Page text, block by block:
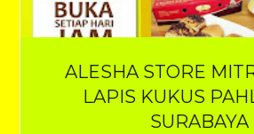
ALESHA STORE
LAPIS KUKUS
SURABAYA